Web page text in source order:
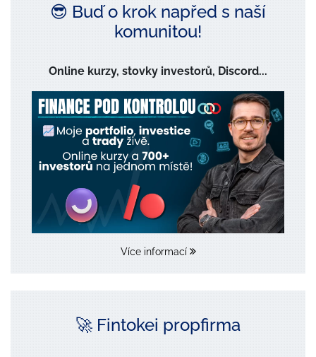
😎 Buď o krok napřed s naší
komunitou!
Online kurzy, stovky investorů, Discord...
Více informací
🚀 Fintokei propfirma